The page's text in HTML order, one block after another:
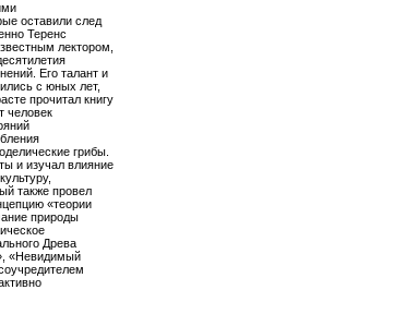
оставили след
Теренс
лектором,
Его талант и
с юных лет,
прочитал книгу
человек
грибы.
и изучал влияние
также провел
«теории
природы
Древа
«Невидимый